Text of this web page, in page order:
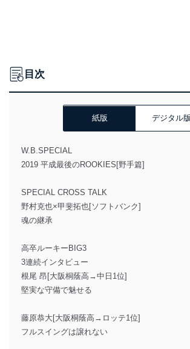
目次
紙版 デジタル版
W.B.SPECIAL
2019 平成最後のROOKIES[野手篇]
SPECIAL CROSS TALK
野村克也×甲斐拓也[ソフトバンク]
魂の継承
高卒ルーキーBIG3
3連続インタビュー
根尾 昂[大阪桐蔭高→中日1位]
堅実な守備で魅せる
藤原恭大[大阪桐蔭高→ロッテ1位]
フルスイングは譲れない